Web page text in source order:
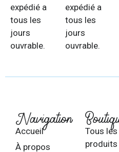
expédié a
tous les
jours
ouvrable.
expédié a
tous les
jours
ouvrable.
Navigation
Accueil
À propos
Tous les
produits